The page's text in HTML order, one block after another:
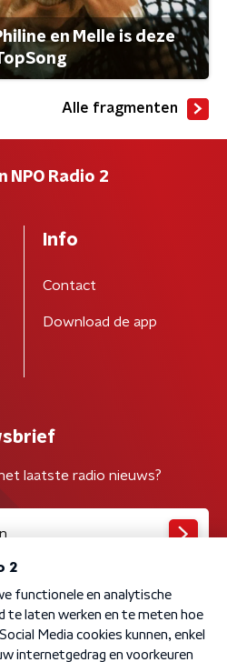
en Melle is deze
Alle fragmenten
NPO Radio 2
Info
Contact
Download de app
laatste radio nieuws?